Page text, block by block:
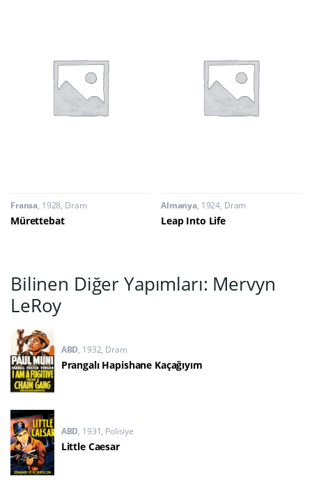
Fransa 1928 Dram
Mürettebat
Almanya 1924 Dram
Leap Into Life
Bilinen Diğer Yapımları: Mervyn
LeRoy
ABD 1932 Dram
Prangalı Hapishane Kaçağıyım
ABD 1931 Polisiye
Little Caesar